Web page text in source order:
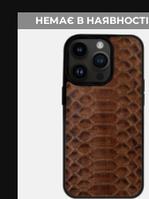
НЕМАЄ В НАЯВНОСТІ